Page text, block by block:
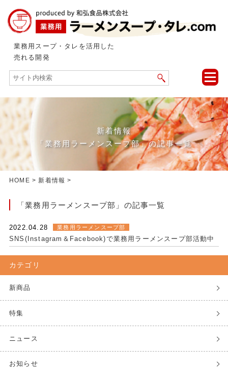
業務用スープ・タレを活用した
売れる開発
toggle
新着情報
「業務用ラーメンスープ部」の記事一覧
HOME >新着情報 >
「業務用ラーメンスープ部」の記事一覧
2022.04.28 業務用ラーメンスープ部
SNS(Instagram＆Facebook)で業務用ラーメンスープ部活動中
カテゴリ
新商品
特集
ニュース
お知らせ